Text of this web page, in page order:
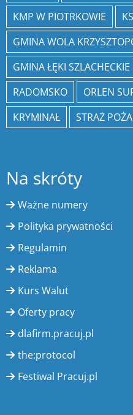
KMP W PIOTRKOWIE
GMINA WOLA
GMINA ŁĘKI SZLACHECKIE
RADOMSKO
ORLEN
KRYMINAŁ
STRAŻ
Na skróty
Ważne numery
Polityka prywatności
Regulamin
Reklama
Kurs Walut
Oferty pracy
dlafirm.pracuj.pl
the:protocol
Festiwal Pracuj.pl